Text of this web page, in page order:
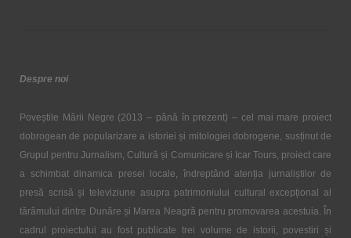
Despre noi
Poveștile Mării Negre (2013 – până în prezent) – cel mai mare proiect
dobrogean de popularizare a istoriei și mitologiei dobrogene, susținut de
Grupul pentru Jurnalism, Cultură și Comunicare și Icar Tours, proiect care
a schimbat dinamica presei locale, îndreptând atenția jurnaliștilor de
presă scrisă și televiziune asupra patrimoniului cultural excepțional al
tărâmului dintre Dunăre și Marea Neagră pentru promovarea acestuia. În
cadrul proiectului au fost publicate trei volume de istorii, povestiri și